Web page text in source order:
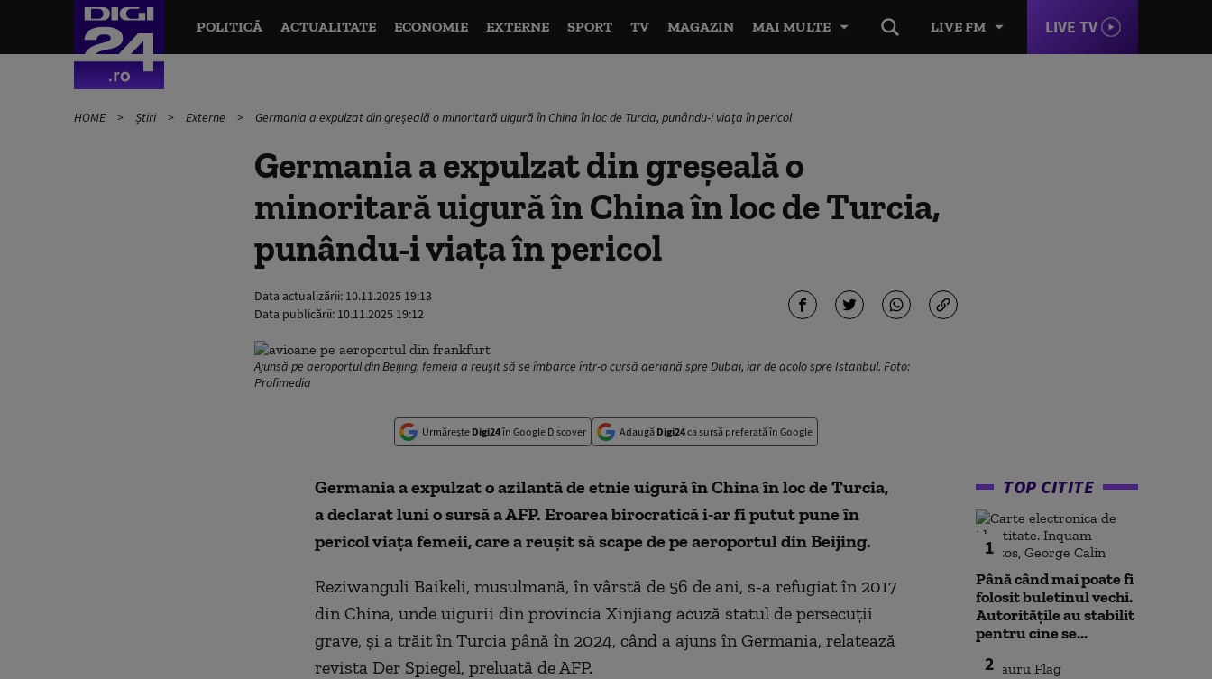
LIVE FM LIVE TV
POLITICĂ ACTUALITATE ECONOMIE EXTERNE SPORT TV MAGAZIN MAI MULTE
HOME Știri Externe Germania a expulzat din greşeală o minoritară uigură în China în loc de Turcia, punându-i viaţa în pericol
Germania a expulzat din greşeală o
minoritară uigură în China în loc de Turcia,
punându-i viaţa în pericol
Data actualizării: 10.11.2025 19:13
Data publicării: 10.11.2025 19:12
Ajunsă pe aeroportul din Beijing, femeia a reuşit să se îmbarce într-o cursă aeriană spre Dubai, iar de acolo spre Istanbul. Foto:
Profimedia
Urmărește Digi24în Google Discover Adaugă Digi24ca sursă preferată în Google
Germania a expulzat o azilantă de etnie uigură în China în loc de Turcia,
a declarat luni o sursă a AFP. Eroarea birocratică i-ar fi putut pune în
pericol viaţa femeii, care a reuşit să scape de pe aeroportul din Beijing.
Reziwanguli Baikeli, musulmană, în vârstă de 56 de ani, s-a refugiat în 2017
din China, unde uigurii din provincia Xinjiang acuză statul de persecuţii
grave, şi a trăit în Turcia până în 2024, când a ajuns în Germania, relatează
revista Der Spiegel, preluată de AFP.
TOP CITITE
1
Până când mai poate fi
folosit buletinul vechi.
Autoritățile au stabilit
pentru cine se...
2